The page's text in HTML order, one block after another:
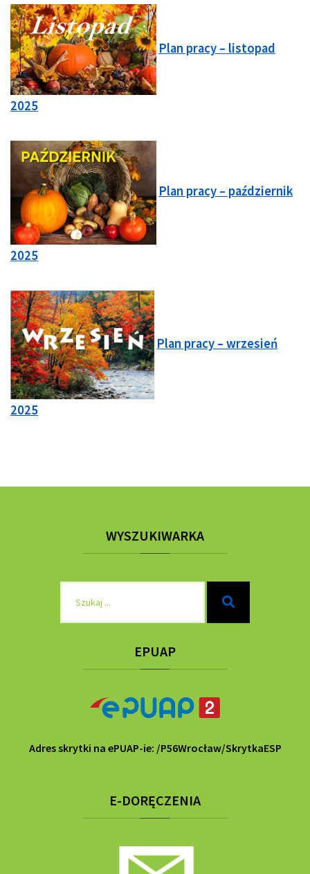
Plan pracy – listopad
2025
Plan pracy – październik
2025
Plan pracy – wrzesień
2025
WYSZUKIWARKA
EPUAP
Adres skrytki na ePUAP-ie: /P56Wrocław/SkrytkaESP
E-DORĘCZENIA